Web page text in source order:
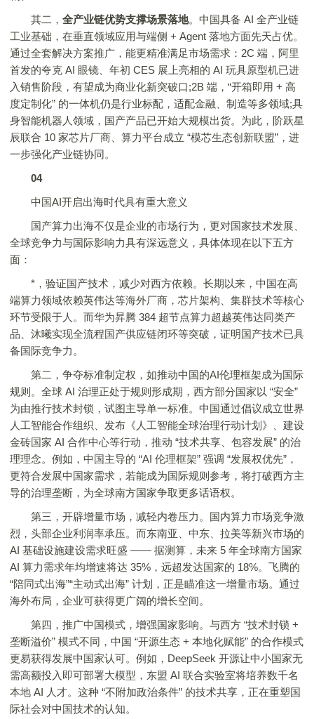
其二， 全产业链优势支撑场景落地。中国具备 AI 全产业链
工业基础，在垂直领域应用与端侧 + Agent 落地方面先天占优。
通过全套解决方案推广，能更精准满足市场需求：2C 端，阿里
首发的夸克 AI 眼镜、年初 CES 展上亮相的 AI 玩具原型机已进
入销售阶段，有望成为商业化新突破口;2B 端，“开箱即用 + 高
度定制化” 的一体机仍是行业标配，适配金融、制造等多领域;具
身智能机器人领域，国产产品已开始大规模出货。为此，阶跃星
辰联合 10 家芯片厂商、算力平台成立 “模芯生态创新联盟”，进
一步强化产业链协同。
04
中国AI开启出海时代具有重大意义
国产算力出海不仅是企业的市场行为，更对国家技术发展、
全球竞争力与国际影响力具有深远意义，具体体现在以下五方
面：
*，验证国产技术，减少对西方依赖。长期以来，中国在高
端算力领域依赖英伟达等海外厂商，芯片架构、集群技术等核心
环节受限于人。而华为昇腾 384 超节点算力超越英伟达同类产
品、沐曦实现全流程国产供应链闭环等突破，证明国产技术已具
备国际竞争力。
第二，争夺标准制定权，如推动中国的AI伦理框架成为国际
规则。全球 AI 治理正处于规则形成期，西方部分国家以 “安全”
为由推行技术封锁，试图主导单一标准。中国通过倡议成立世界
人工智能合作组织、发布《人工智能全球治理行动计划》、建设
金砖国家 AI 合作中心等行动，推动 “技术共享、包容发展” 的治
理理念。例如，中国主导的 “AI 伦理框架” 强调 “发展权优先”，
更符合发展中国家需求，若能成为国际规则参考，将打破西方主
导的治理垄断，为全球南方国家争取更多话语权。
第三，开辟增量市场，减轻内卷压力。国内算力市场竞争激
烈，头部企业利润率承压。而东南亚、中东、拉美等新兴市场的
AI 基础设施建设需求旺盛 —— 据测算，未来 5 年全球南方国家
AI 算力需求年均增速将达 35%，远超发达国家的 18%。飞腾的
“陪同式出海”“主动式出海” 计划，正是瞄准这一增量市场。通过
海外布局，企业可获得更广阔的增长空间。
第四，推广中国模式，增强国家影响。与西方 “技术封锁 +
垄断溢价” 模式不同，中国 “开源生态 + 本地化赋能” 的合作模式
更易获得发展中国家认可。例如，DeepSeek 开源让中小国家无
需高额投入即可部署大模型，东盟 AI 联合实验室将培养数千名
本地 AI 人才。这种 “不附加政治条件” 的技术共享，正在重塑国
际社会对中国技术的认知。